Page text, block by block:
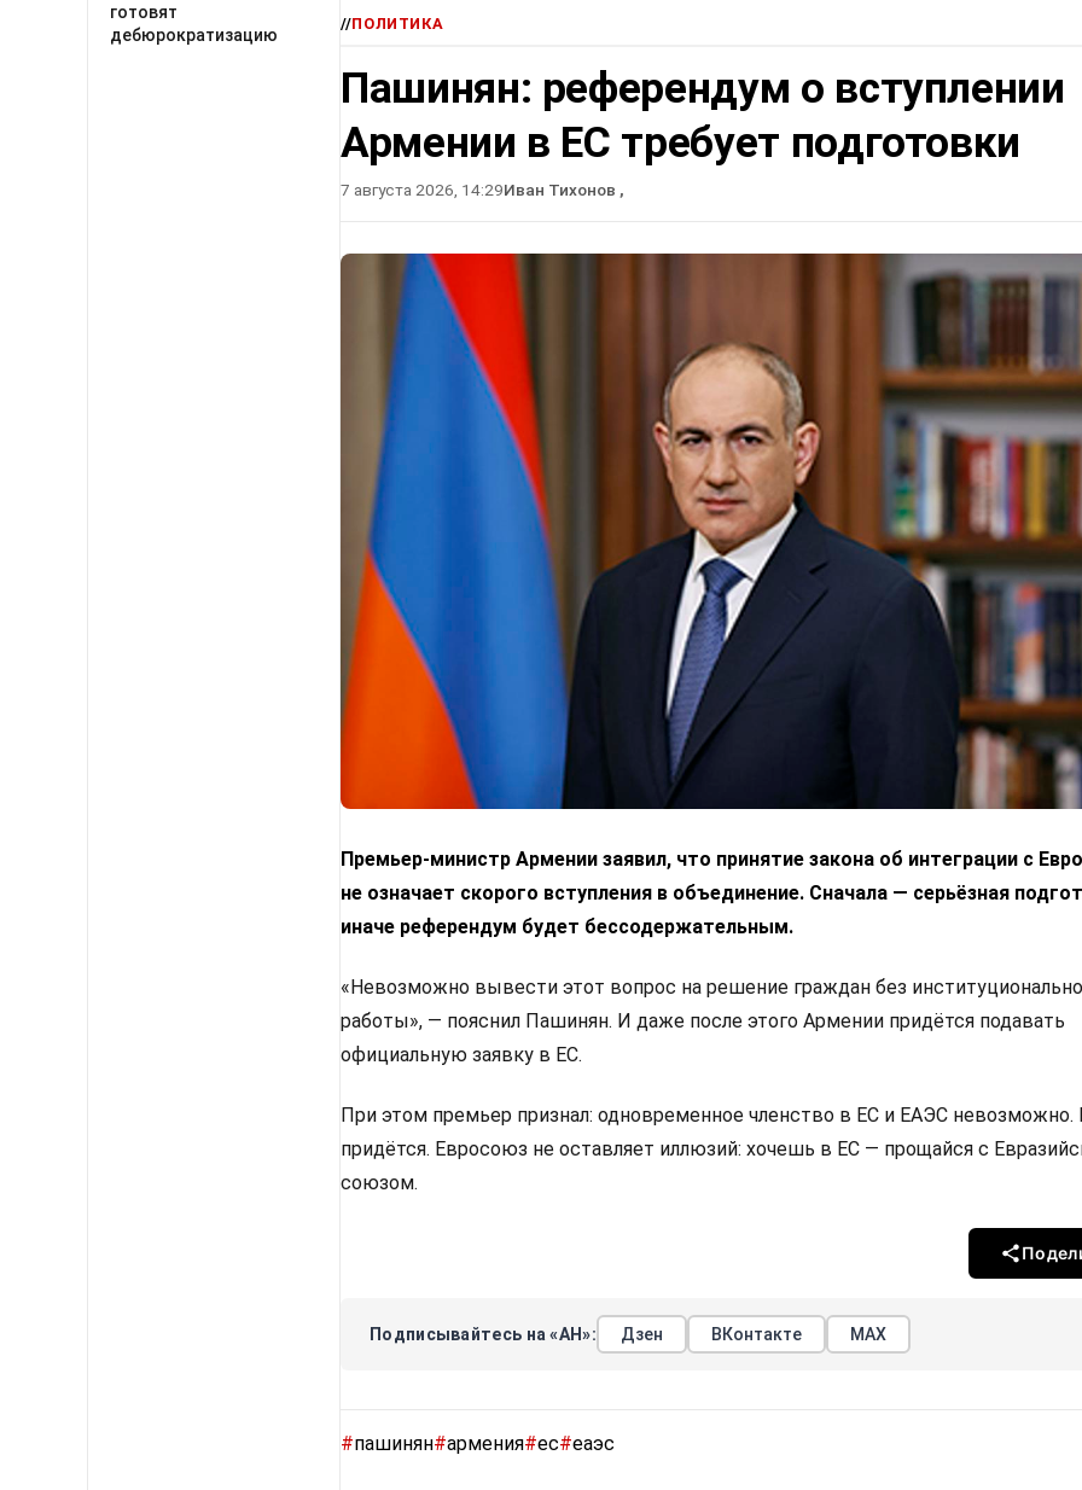
готовят
дебюрократизацию
//ПОЛИТИКА
Пашинян: референдум о вступлении
Армении в ЕС требует подготовки
7 августа 2026, 14:29Иван Тихонов ,
Премьер-министр Армении заявил, что принятие закона об интеграции с
не означает скорого вступления в объединение. Сначала — серьёзная
иначе референдум будет бессодержательным.
«Невозможно вывести этот вопрос на решение граждан без
работы», — пояснил Пашинян. И даже после этого Армении придётся подавать
официальную заявку в ЕС.
При этом премьер признал: одновременное членство в ЕС и ЕАЭС невозможно.
придётся. Евросоюз не оставляет иллюзий: хочешь в ЕС — прощайся с
союзом.
Подписывайтесь на «АН»: Дзен ВКонтакте МАХ
#пашинян#армения#ес#еаэс